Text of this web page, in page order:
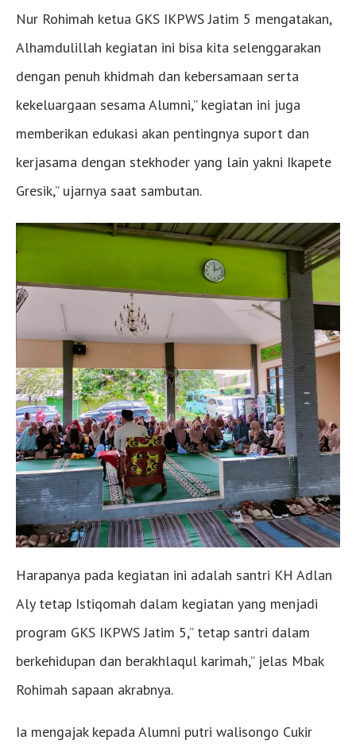
Nur Rohimah ketua GKS IKPWS Jatim 5 mengatakan,
Alhamdulillah kegiatan ini bisa kita selenggarakan
dengan penuh khidmah dan kebersamaan serta
kekeluargaan sesama Alumni,” kegiatan ini juga
memberikan edukasi akan pentingnya suport dan
kerjasama dengan stekhoder yang lain yakni Ikapete
Gresik,” ujarnya saat sambutan.
Harapanya pada kegiatan ini adalah santri KH Adlan
Aly tetap Istiqomah dalam kegiatan yang menjadi
program GKS IKPWS Jatim 5,” tetap santri dalam
berkehidupan dan berakhlaqul karimah,” jelas Mbak
Rohimah sapaan akrabnya.
Ia mengajak kepada Alumni putri walisongo Cukir